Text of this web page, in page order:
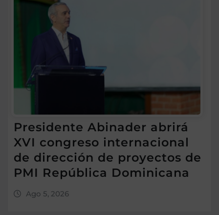
Presidente Abinader abrirá
XVI congreso internacional
de dirección de proyectos de
PMI República Dominicana
Ago 5, 2026